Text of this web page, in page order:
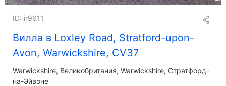
Вилла в Loxley Road, Stratford-upon-
Avon, Warwickshire, CV37
ID: ir9611
Warwickshire Великобритания, Warwickshire, Стратфорд-
на-Эйвоне